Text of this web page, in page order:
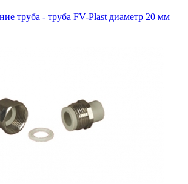
труба - труба FV-Plast диаметр 20 мм